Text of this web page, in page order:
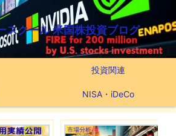
スクール 米国株投資ブログ
投資関連
NISA・iDeCo
市場分析